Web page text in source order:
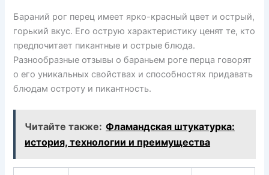
Бараний рог перец имеет ярко-красный цвет и острый,
горький вкус. Его острую характеристику ценят те, кто
предпочитает пикантные и острые блюда.
Разнообразные отзывы о бараньем роге перца говорят
о его уникальных свойствах и способностях придавать
блюдам остроту и пикантность.
Читайте также: Фламандская штукатурка:
история, технологии и преимущества